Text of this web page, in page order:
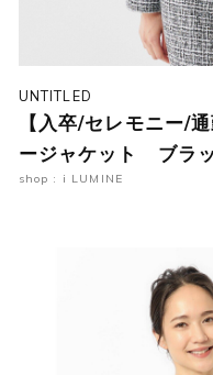
UNTITLED
【入卒/セレモニー/
ージャケット ブラ
shop : i LUMINE